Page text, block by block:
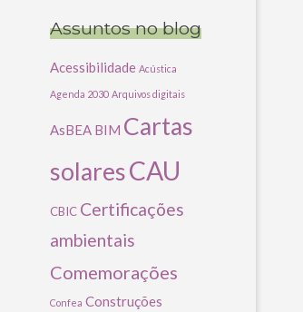
Assuntos no blog
Acessibilidade Acústica
Agenda 2030 Arquivos digitais
AsBEA BIM Cartas
solaresCAU
CBIC Certificações
ambientais
Comemorações
Confea Construções